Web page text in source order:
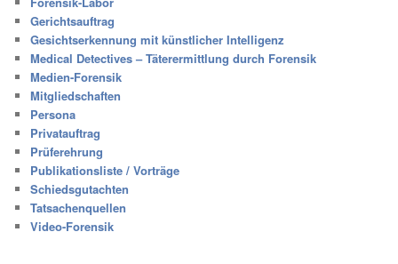
Gerichtsauftrag
Gesichtserkennung mit künstlicher Intelligenz
Medical Detectives – Täterermittlung durch Forensik
Medien-Forensik
Mitgliedschaften
Persona
Privatauftrag
Prüferehrung
Publikationsliste / Vorträge
Schiedsgutachten
Tatsachenquellen
Video-Forensik